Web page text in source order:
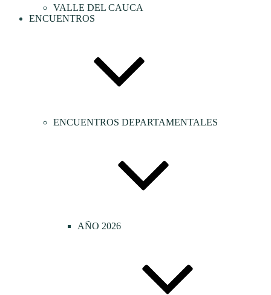
VALLE DEL CAUCA
ENCUENTROS
ENCUENTROS DEPARTAMENTALES
AÑO 2026